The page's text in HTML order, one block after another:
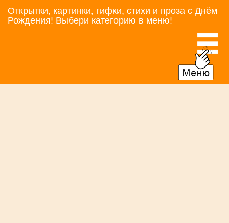
Открытки, картинки, гифки, стихи и проза с Днём
Рождения! Выбери категорию в меню!